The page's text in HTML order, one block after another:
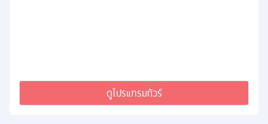
ดูโปรแกรมทัวร์